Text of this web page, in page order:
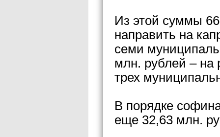
Из этой суммы
направить на
семи
млн. рублей – на
трех
В порядке
еще 32,63 млн.